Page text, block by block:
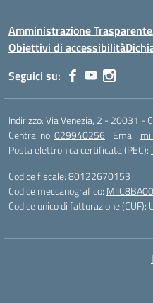
Amministrazione Trasparente
Obiettivi di accessibilità
Seguici su:
Indirizzo:Via Venezia, 2 - 20031 -
Centralino:029940256 Email:
Posta elettronica certificata (PEC):
Codice fiscale: 80122670153
Codice meccanografico:
Codice unico di fatturazione (CUF):